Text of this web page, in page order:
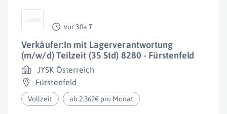
vor 30+ T
Verkäufer:In mit Lagerverantwortung
(m/w/d) Teilzeit (35 Std) 8280 - Fürstenfeld
JYSK Österreich
Fürstenfeld
Vollzeit ab 2.362€ pro Monat